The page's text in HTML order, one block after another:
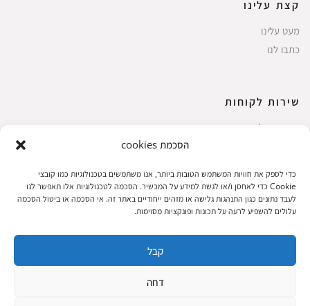
הסכמת cookies
כדי לספק את חוויות המשתמש הטובות ביותר, אנו משתמשים בטכנולוגיות כמו קובצי
Cookie כדי לאחסן ו/או לגשת למידע על המכשיר. הסכמה לטכנולוגיות אלו תאפשר לנו
לעבד נתונים כגון התנהגות גלישה או מזהים ייחודיים באתר זה. אי הסכמה או ביטול הסכמה
עלולים להשפיע לרעה על תכונות ופונקציות מסוימות.
קבל
דחה
קצת עלינו
מעט עלינו
כתבו לנו
שירות לקוחות
החשבון שלי
עגלת קניות
תקנון אתר